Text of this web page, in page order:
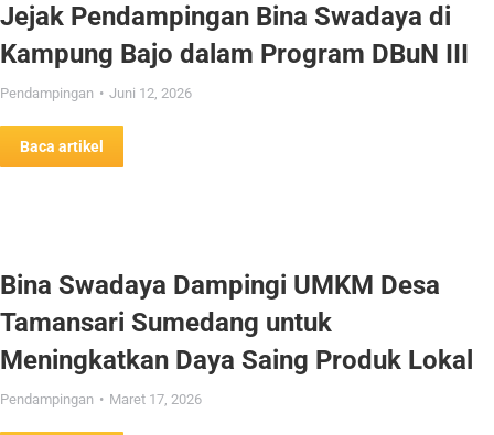
Jejak Pendampingan Bina Swadaya di
Kampung Bajo dalam Program DBuN III
Pendampingan Juni 12, 2026
Baca artikel
Bina Swadaya Dampingi UMKM Desa
Tamansari Sumedang untuk
Meningkatkan Daya Saing Produk Lokal
Pendampingan Maret 17, 2026